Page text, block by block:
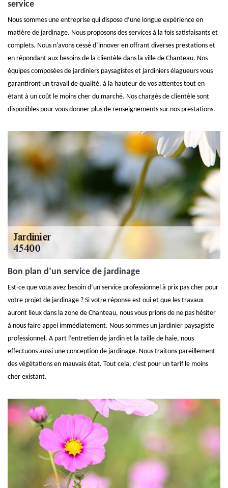
service
Nous sommes une entreprise qui dispose d’une longue expérience en
matière de jardinage. Nous proposons des services à la fois satisfaisants et
complets. Nous n’avons cessé d’innover en offrant diverses prestations et
en répondant aux besoins de la clientèle dans la ville de Chanteau. Nos
équipes composées de jardiniers paysagistes et jardiniers élagueurs vous
garantiront un travail de qualité, à la hauteur de vos attentes tout en
étant à un coût le moins cher du marché. Nos chargés de clientèle sont
disponibles pour vous donner plus de renseignements sur nos prestations.
Bon plan d’un service de jardinage
Est-ce que vous avez besoin d’un service professionnel à prix pas cher pour
votre projet de jardinage ? Si votre réponse est oui et que les travaux
auront lieux dans la zone de Chanteau, nous vous prions de ne pas hésiter
à nous faire appel immédiatement. Nous sommes un jardinier paysagiste
professionnel. A part l’entretien de jardin et la taille de haie, nous
effectuons aussi une conception de jardinage. Nous traitons pareillement
des végétations en mauvais état. Tout cela, c’est pour un tarif le moins
cher existant.